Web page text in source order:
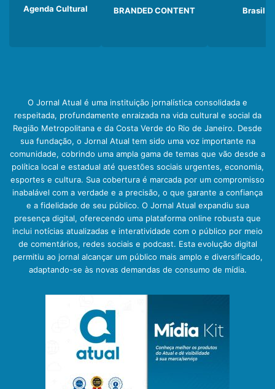
Agenda Cultural BRANDED CONTENT Brasil
O Jornal Atual é uma instituição jornalística consolidada e
respeitada, profundamente enraizada na vida cultural e social da
Região Metropolitana e da Costa Verde do Rio de Janeiro. Desde
sua fundação, o Jornal Atual tem sido uma voz importante na
comunidade, cobrindo uma ampla gama de temas que vão desde a
política local e estadual até questões sociais urgentes, economia,
esportes e cultura. Sua cobertura é marcada por um compromisso
inabalável com a verdade e a precisão, o que garante a confiança
e a fidelidade de seu público. O Jornal Atual expandiu sua
presença digital, oferecendo uma plataforma online robusta que
inclui notícias atualizadas e interatividade com o público por meio
de comentários, redes sociais e podcast. Esta evolução digital
permitiu ao jornal alcançar um público mais amplo e diversificado,
adaptando-se às novas demandas de consumo de mídia.